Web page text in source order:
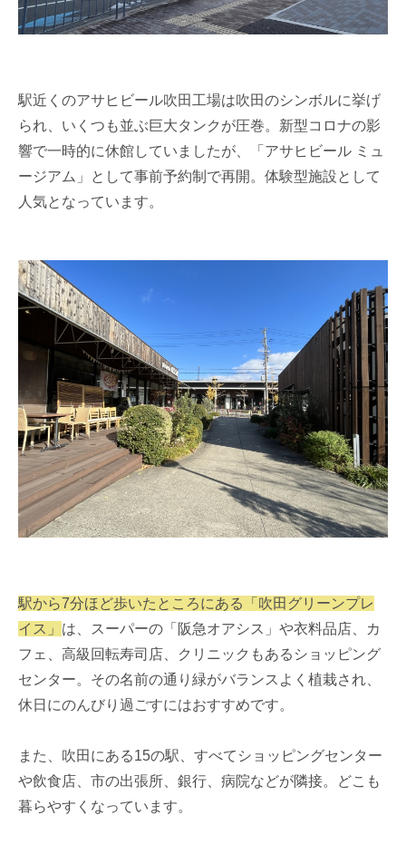
駅近くのアサヒビール吹田工場は吹田のシンボルに挙げ
られ、いくつも並ぶ巨大タンクが圧巻。新型コロナの影
響で一時的に休館していましたが、「アサヒビール ミュ
ージアム」として事前予約制で再開。体験型施設として
人気となっています。
駅から7分ほど歩いたところにある「吹田グリーンプレ
イス」 は、スーパーの「阪急オアシス」や衣料品店、カ
フェ、高級回転寿司店、クリニックもあるショッピング
センター。その名前の通り緑がバランスよく植栽され、
休日にのんびり過ごすにはおすすめです。
また、吹田にある15の駅、すべてショッピングセンター
や飲食店、市の出張所、銀行、病院などが隣接。どこも
暮らやすくなっています。